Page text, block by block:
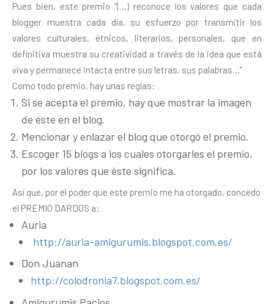
Pues bien, este premio “(…) reconoce los valores que cada
blogger muestra cada día, su esfuerzo por transmitir los
valores culturales, étnicos, literarios, personales, que en
definitiva muestra su creatividad a través de la idea que está
viva y permanece intacta entre sus letras, sus palabras…”
Como todo premio, hay unas reglas:
Si se acepta el premio, hay que mostrar la imagen
de éste en el blog.
Mencionar y enlazar el blog que otorgó el premio.
Escoger 15 blogs a los cuales otorgarles el premio,
por los valores que éste significa.
Así que, por el poder que este premio me ha otorgado, concedo
el PREMIO DARDOS a:
Auria
http://auria-amigurumis.blogspot.com.es/
Don Juanan
http://colodronia7.blogspot.com.es/